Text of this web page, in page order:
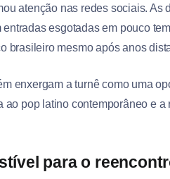
atenção nas redes sociais. As
esgotadas em pouco
brasileiro mesmo após anos
enxergam a turnê como uma
ao pop latino contemporâneo e
para o